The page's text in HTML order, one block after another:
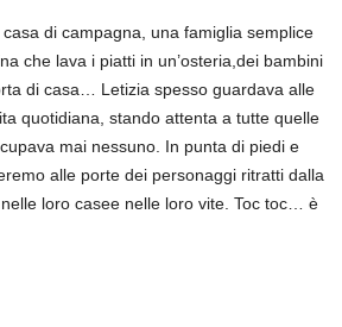
di campagna, una famiglia semplice
che lava i piatti in un’osteria,dei bambini
di casa… Letizia spesso guardava alle
quotidiana, stando attenta a tutte quelle
mai nessuno. In punta di piedi e
alle porte dei personaggi ritratti dalla
loro casee nelle loro vite. Toc toc… è